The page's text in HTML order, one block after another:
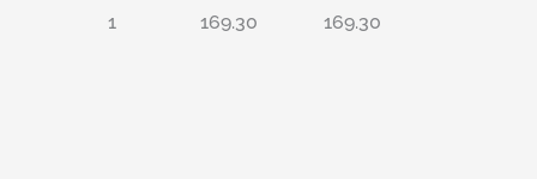
1
169.30 169.30